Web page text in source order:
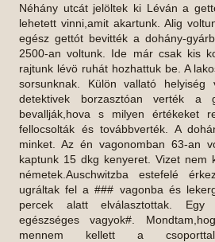
Néhány utcát jelöltek ki Léván a
lehetett vinni,amit akartunk. Alig
egész gettót bevitték a dohány-
2500-an voltunk. Ide már csak kis
rajtunk lévö ruhát hozhattuk be. A
sorsunknak. Külön vallató
detektivek borzasztóan verték a
bevallják,hova s milyen értékeket
fellocsolták és továbbverték. A
minket. Az én vagonomban 63-an
kaptunk 15 dkg kenyeret. Vizet nem
németek.Auschwitzba estefelé
ugráltak fel a ### vagonba és
percek alatt elválasztottak. Egy
egészséges vagyok#.
mennem kellett a